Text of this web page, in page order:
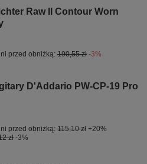
Raw II Contour Worn
przed obniżką: 190,55 zł -3%
D'Addario PW-CP-19 Pro
przed obniżką: 115,10 zł +20%
zł -3%